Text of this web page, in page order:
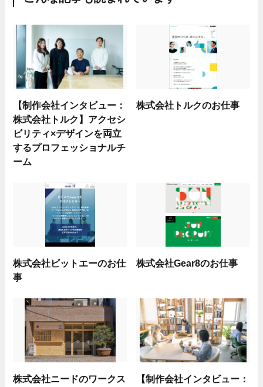
【制作会社インタビュー：
株式会社トルク】アクセシ
ビリティ×デザインを両立
するプロフェッショナルチ
ーム
株式会社トルクのお仕事
株式会社ビットエーのお仕
事
株式会社Gear8のお仕事
株式会社ニードのワークス
【制作会社インタビュー：